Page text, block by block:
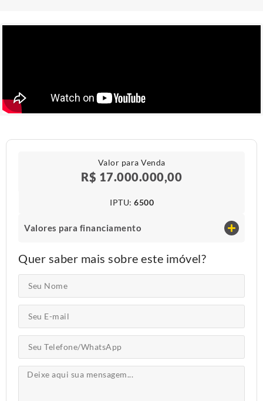
Valor para Venda
R$ 17.000.000,00
IPTU​: 6500
Valores para financiamento
Quer saber mais sobre este imóvel?